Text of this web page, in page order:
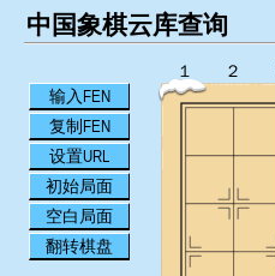
中国象棋云库查询
输入FEN
复制FEN
设置URL
初始局面
空白局面
翻转棋盘
１ ２